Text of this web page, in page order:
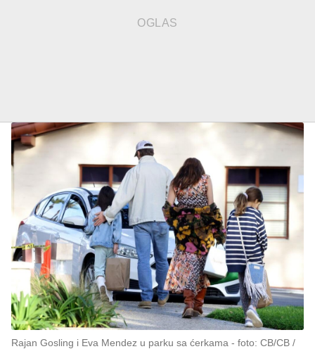
Rajan Gosling i Eva Mendez u parku sa ćerkama
foto: CB/CB /